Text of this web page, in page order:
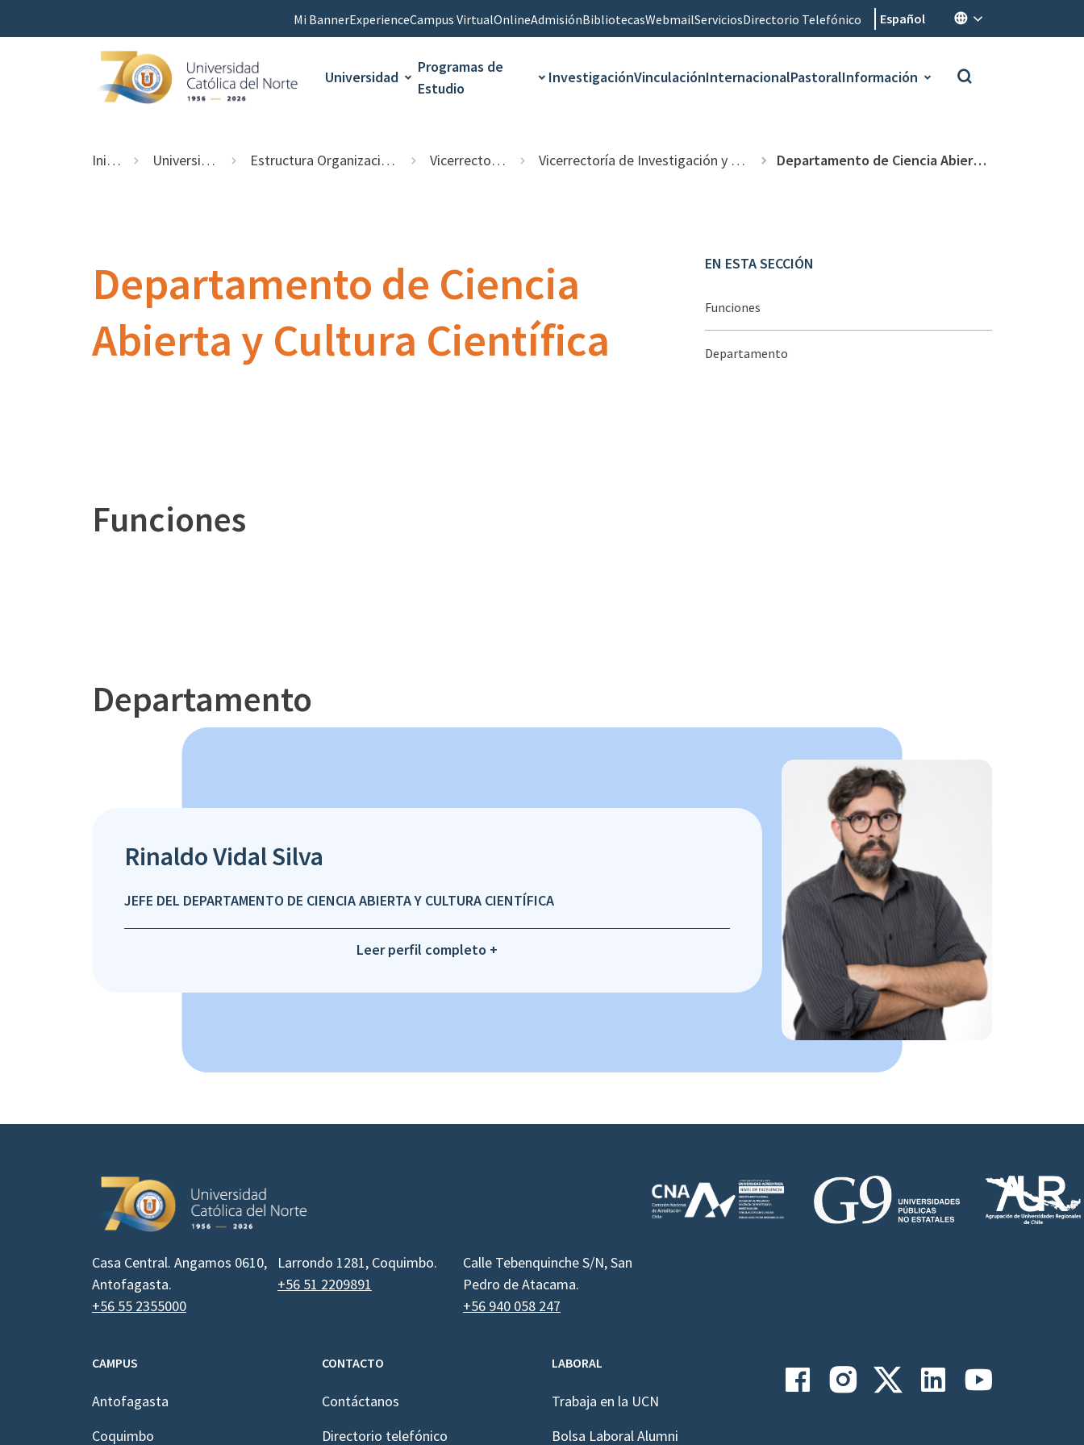
Mi BannerExperienceCampus VirtualOnlineAdmisiónBibliotecasWebmailServiciosDirectorio Telefónico Español
Universidad
Programas de
Estudio
InvestigaciónVinculaciónInternacionalPastoralInformación
Inicio Universidad Estructura Organizacional Vicerrectorías Vicerrectoría de Investigación y Desarrollo Tecnológico Departamento de Ciencia Abierta y Cultura Científica
Departamento de Ciencia
Abierta y Cultura Científica
EN ESTA SECCIÓN
Funciones
Departamento
Funciones
Departamento
Rinaldo Vidal Silva
JEFE DEL DEPARTAMENTO DE CIENCIA ABIERTA Y CULTURA CIENTÍFICA
Leer perfil completo +
Casa Central. Angamos 0610,
Antofagasta.
+56 55 2355000
Larrondo 1281, Coquimbo.
+56 51 2209891
Calle Tebenquinche S/N, San
Pedro de Atacama.
+56 940 058 247
CAMPUS
Antofagasta
Coquimbo
CONTACTO
Contáctanos
Directorio telefónico
LABORAL
Trabaja en la UCN
Bolsa Laboral Alumni